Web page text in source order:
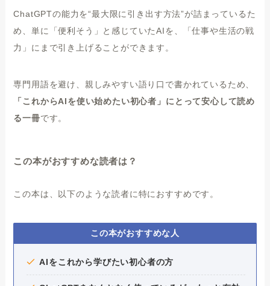
ChatGPTの能力を“最大限に引き出す方法”が詰まっているた
め、単に「便利そう」と感じていたAIを、「仕事や生活の戦
力」にまで引き上げることができます。
専門用語を避け、親しみやすい語り口で書かれているため、
「これからAIを使い始めたい初心者」にとって安心して読め
る一冊です。
この本がおすすめな読者は？
この本は、以下のような読者に特におすすめです。
この本がおすすめな人
AIをこれから学びたい初心者の方